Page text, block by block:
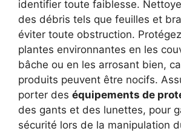
identifier toute faiblesse.
des débris tels que feuilles et
éviter toute obstruction.
plantes environnantes en les
bâche ou en les arrosant bien,
produits peuvent être nocifs.
porter des équipements de
des gants et des lunettes, pour
sécurité lors de la manipulation